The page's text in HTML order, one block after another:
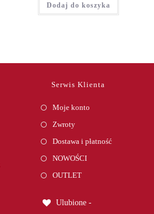
Dodaj do koszyka
Serwis Klienta
Moje konto
Zwroty
Dostawa i płatność
NOWOŚCI
OUTLET
Ulubione -